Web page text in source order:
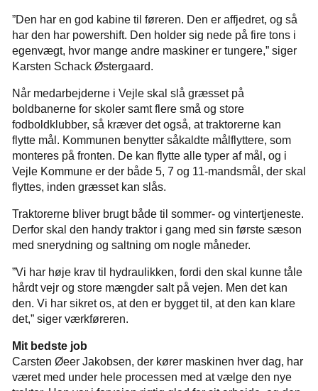
”Den har en god kabine til føreren. Den er affjedret, og så
har den har powershift. Den holder sig nede på fire tons i
egenvægt, hvor mange andre maskiner er tungere,” siger
Karsten Schack Østergaard.
Når medarbejderne i Vejle skal slå græsset på
boldbanerne for skoler samt flere små og store
fodboldklubber, så kræver det også, at traktorerne kan
flytte mål. Kommunen benytter såkaldte målflyttere, som
monteres på fronten. De kan flytte alle typer af mål, og i
Vejle Kommune er der både 5, 7 og 11-mandsmål, der skal
flyttes, inden græsset kan slås.
Traktorerne bliver brugt både til sommer- og vintertjeneste.
Derfor skal den handy traktor i gang med sin første sæson
med snerydning og saltning om nogle måneder.
”Vi har høje krav til hydraulikken, fordi den skal kunne tåle
hårdt vejr og store mængder salt på vejen. Men det kan
den. Vi har sikret os, at den er bygget til, at den kan klare
det,” siger værkføreren.
Mit bedste job
Carsten Øeer Jakobsen, der kører maskinen hver dag, har
været med under hele processen med at vælge den nye